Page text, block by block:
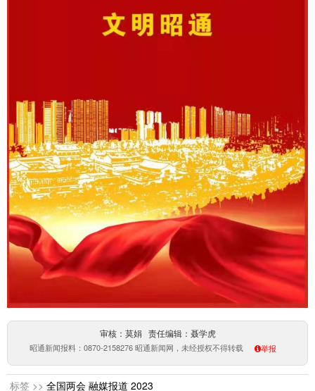
审核：莫娟 责任编辑：聂学虎
昭通新闻报料：0870-2158276 昭通新闻网，未经授权不得转载 举报
标签 >> 全国两会 融媒报道 2023